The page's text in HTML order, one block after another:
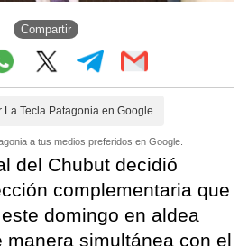
Compartir
La Tecla Patagonia en Google
a tus medios preferidos en Google.
del Chubut decidió
complementaria que
domingo en aldea
manera simultánea con el